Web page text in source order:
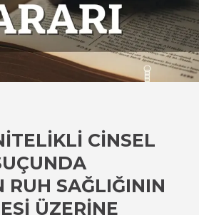
CINSEL
RUH SAĞLIĞININ
ÜZERINE